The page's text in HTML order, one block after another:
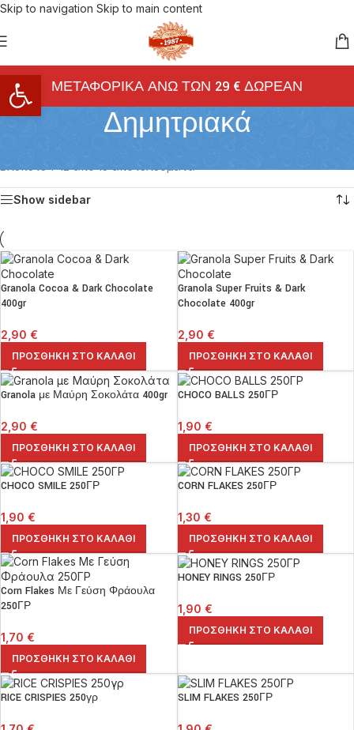
Skip to navigation Skip to main content
ΜΕΤΑΦΟΡΙΚΑ ΑΝΩ ΤΩΝ 29 € ΔΩΡΕΑΝ
Δημητριακά
Show sidebar
Granola Cocoa & Dark Chocolate
400gr
2,90 €
ΠΡΟΣΘΉΚΗ ΣΤΟ ΚΑΛΆΘΙ
Granola Super Fruits & Dark
Chocolate 400gr
2,90 €
ΠΡΟΣΘΉΚΗ ΣΤΟ ΚΑΛΆΘΙ
Granola με Μαύρη Σοκολάτα 400gr
2,90 €
ΠΡΟΣΘΉΚΗ ΣΤΟ ΚΑΛΆΘΙ
CHOCO BALLS 250ΓΡ
1,90 €
ΠΡΟΣΘΉΚΗ ΣΤΟ ΚΑΛΆΘΙ
CHOCO SMILE 250ΓΡ
1,90 €
ΠΡΟΣΘΉΚΗ ΣΤΟ ΚΑΛΆΘΙ
CORN FLAKES 250ΓΡ
1,30 €
ΠΡΟΣΘΉΚΗ ΣΤΟ ΚΑΛΆΘΙ
Corn Flakes Με Γεύση Φράουλα
250ΓΡ
1,70 €
ΠΡΟΣΘΉΚΗ ΣΤΟ ΚΑΛΆΘΙ
HONEY RINGS 250ΓΡ
1,90 €
ΠΡΟΣΘΉΚΗ ΣΤΟ ΚΑΛΆΘΙ
RICE CRISPIES 250γρ SLIM FLAKES 250ΓΡ
Ανοίξτε τη γραμμή εργαλείων